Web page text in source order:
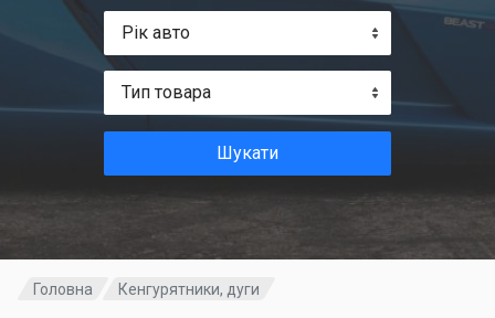
Рік авто
Тип товара
Шукати
Головна Кенгурятники, дуги